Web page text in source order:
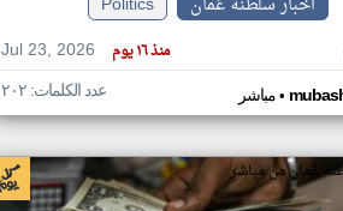
Jul 23, 2026
منذ ١٦ يوم
مباشر• عدد الكلمات: ٢٠٢
عُمان من مباشر